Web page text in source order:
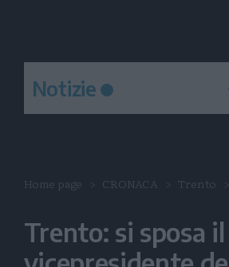
Notizie
Home page CRONACA Trento
Trento: si sposa